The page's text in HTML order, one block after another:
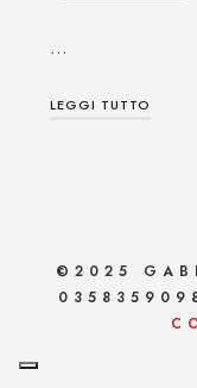
…
LEGGI TUTTO
©2025